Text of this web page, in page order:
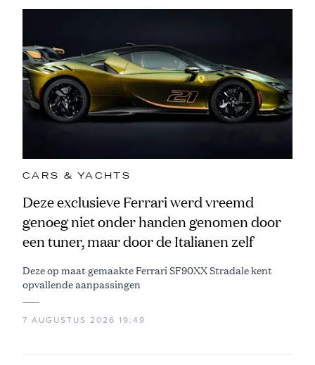
CARS & YACHTS
Deze exclusieve Ferrari werd vreemd
genoeg niet onder handen genomen door
een tuner, maar door de Italianen zelf
Deze op maat gemaakte Ferrari SF90XX Stradale kent
opvallende aanpassingen
7 AUGUSTUS 2026 19:49